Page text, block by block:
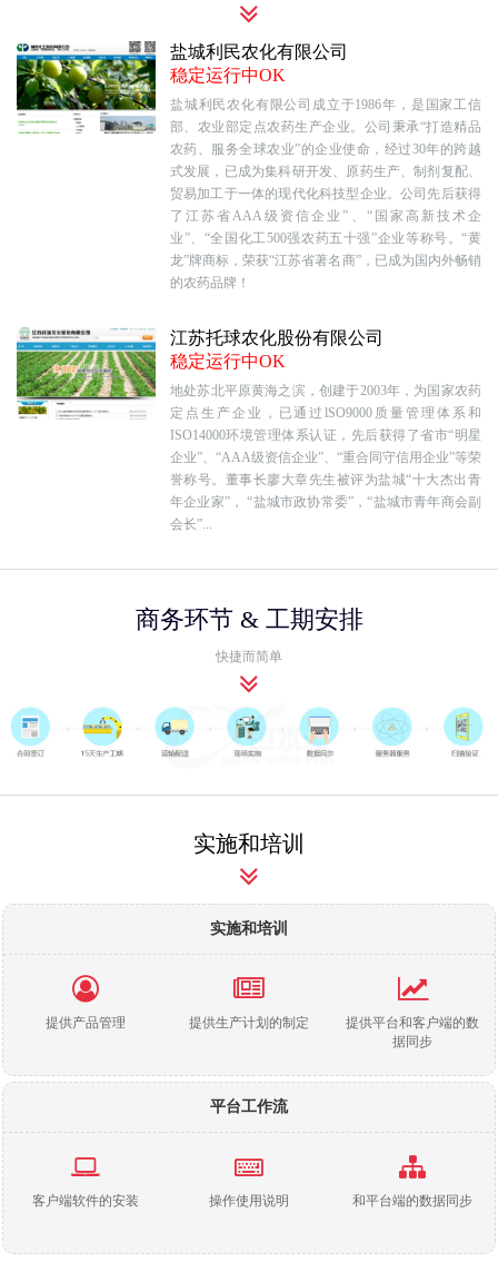
盐城利民农化有限公司
稳定运行中OK
盐城利民农化有限公司成立于1986年，是国家工信
部、农业部定点农药生产企业。公司秉承“打造精品
农药、服务全球农业”的企业使命，经过30年的跨越
式发展，已成为集科研开发、原药生产、制剂复配、
贸易加工于一体的现代化科技型企业。公司先后获得
了江苏省AAA级资信企业”、“国家高新技术企
业”、“全国化工500强农药五十强”企业等称号。“黄
龙”牌商标，荣获“江苏省著名商”，已成为国内外畅销
的农药品牌！
江苏托球农化股份有限公司
稳定运行中OK
地处苏北平原黄海之滨，创建于2003年，为国家农药
定点生产企业，已通过lSO9000质量管理体系和
ISO14000环境管理体系认证，先后获得了省市“明星
企业”、“AAA级资信企业”、“重合同守信用企业”等荣
誉称号。董事长廖大章先生被评为盐城“十大杰出青
年企业家”， “盐城市政协常委”，“盐城市青年商会副
会长”...
商务环节 & 工期安排
快捷而简单
实施和培训
实施和培训
提供产品管理 提供生产计划的制定
提供平台和客户端的数
据同步
平台工作流
客户端软件的安装 操作使用说明 和平台端的数据同步